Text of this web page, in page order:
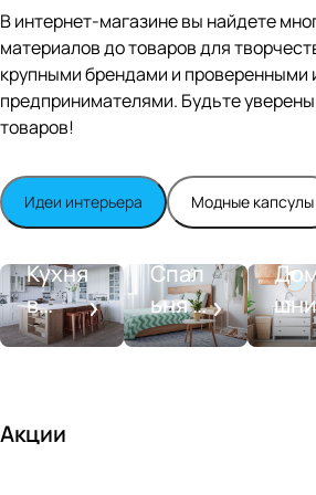
n
Whit
e
satin
В интернет-магазине вы найдете
материалов до товаров для
крупными брендами и
предпринимателями. Будьте
товаров!
Идеи интерьера Модные капсулы
Кухня
в
стиле
Спал
ьня в
совре
Акции